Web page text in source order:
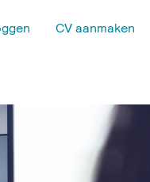
CV aanmaken